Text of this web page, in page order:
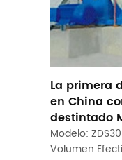
La primera
en China
destintado
Modelo: ZDS30
Volumen